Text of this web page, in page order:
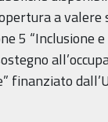
a valere
5 “Inclusione
finanziato